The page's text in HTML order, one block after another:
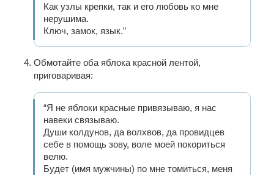
Как узлы крепки, так и его любовь ко мне
нерушима.
Ключ, замок, язык.”
Обмотайте оба яблока красной лентой,
приговаривая:
“Я не яблоки красные привязываю, я нас
навеки связываю.
Души колдунов, да волхвов, да провидцев
себе в помощь зову, воле моей покориться
велю.
Будет (имя мужчины) по мне томиться, меня